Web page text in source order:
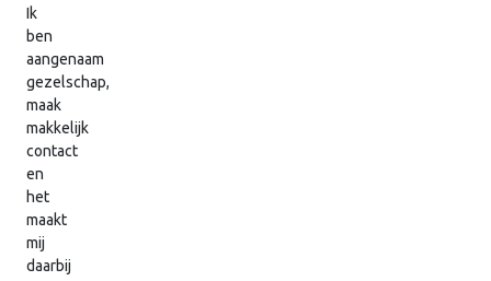
Ik
ben
aangenaam
gezelschap,
maak
makkelijk
contact
en
het
maakt
mij
daarbij